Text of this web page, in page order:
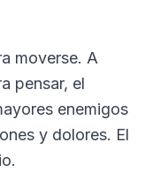
moverse. A
pensar, el
enemigos
y dolores. El